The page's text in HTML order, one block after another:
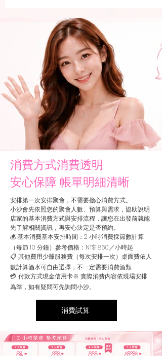
消費方式消費透明
安心保障 帳單明細清晰
安排第一次安排聚會，不需要擔心消費方式。
小沙會先依照您的聚會人數、預算與需求，協助說明
店家的基本消費方式與安排流程，讓您在出發前就能
先了解相關資訊，再安心決定是否預約。
💰 基本消費基本安排時間：2 小時消費採節數計算
（每節 10 分鐘）參考價格：NT$1,860／小時起
📋 其他費用少爺服務費（每次安排一次）桌面費依人
數計算酒水可自由選擇，不一定需要消費酒類
💳 付款方式現金信用卡※ 實際消費內容依現場安排
為準，如有疑問可先詢問小沙。
消費試算